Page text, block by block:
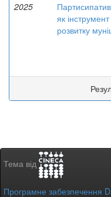
2025
як
розвитку
Тема від
Програмне забезпечення